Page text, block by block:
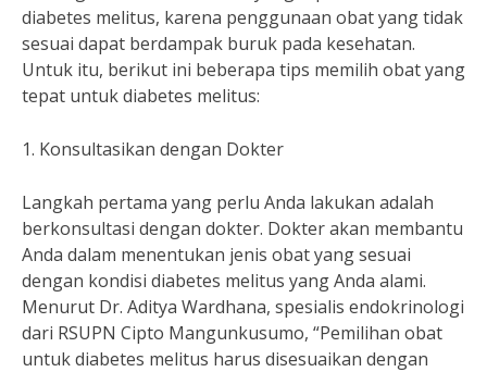
diabetes melitus, karena penggunaan obat yang tidak
sesuai dapat berdampak buruk pada kesehatan.
Untuk itu, berikut ini beberapa tips memilih obat yang
tepat untuk diabetes melitus:
1. Konsultasikan dengan Dokter
Langkah pertama yang perlu Anda lakukan adalah
berkonsultasi dengan dokter. Dokter akan membantu
Anda dalam menentukan jenis obat yang sesuai
dengan kondisi diabetes melitus yang Anda alami.
Menurut Dr. Aditya Wardhana, spesialis endokrinologi
dari RSUPN Cipto Mangunkusumo, “Pemilihan obat
untuk diabetes melitus harus disesuaikan dengan